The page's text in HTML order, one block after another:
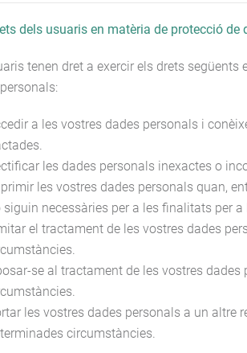
dels usuaris en matèria de protecció de
tenen dret a exercir els drets següents
a les vostres dades personals i
les dades personals inexactes o
les vostres dades personals quan,
siguin necessàries per a les finalitats per a
el tractament de les vostres dades
se al tractament de les vostres
les vostres dades personals a un altre
circumstàncies.